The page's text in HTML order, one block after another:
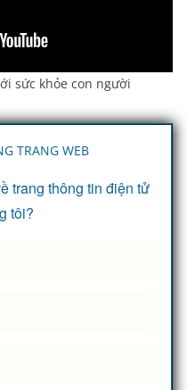
sức khỏe con người
TRANG WEB
trang thông tin điện tử
tôi?